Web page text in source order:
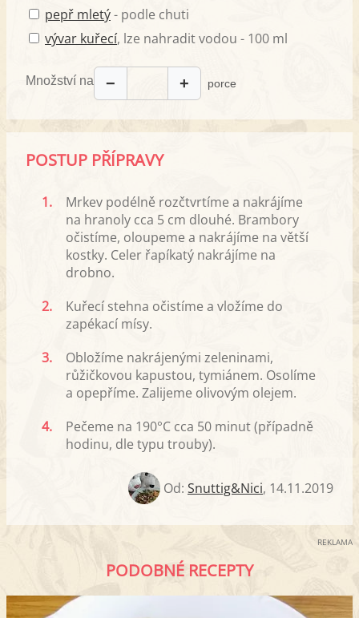
pepř mletý- podle chuti
vývar kuřecí, lze nahradit vodou - 100 ml
Množství na − + porce
POSTUP PŘÍPRAVY
1.
Mrkev podélně rozčtvrtíme a nakrájíme
na hranoly cca 5 cm dlouhé. Brambory
očistíme, oloupeme a nakrájíme na větší
kostky. Celer řapíkatý nakrájíme na
drobno.
2.
Kuřecí stehna očistíme a vložíme do
zapékací mísy.
3.
Obložíme nakrájenými zeleninami,
růžičkovou kapustou, tymiánem. Osolíme
a opepříme. Zalijeme olivovým olejem.
4.
Pečeme na 190°C cca 50 minut (případně
hodinu, dle typu trouby).
Od: Snuttig&Nici, 14.11.2019
REKLAMA
PODOBNÉ RECEPTY